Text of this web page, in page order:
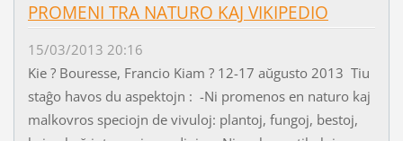
PROMENI TRA NATURO KAJ VIKIPEDIO
15/03/2013 20:16
Kie ? Bouresse, Francio Kiam ? 12-17 aŭgusto 2013 Tiu
staĝo havos du aspektojn : -Ni promenos en naturo kaj
malkovros speciojn de vivuloj: plantoj, fungoj, bestoj,